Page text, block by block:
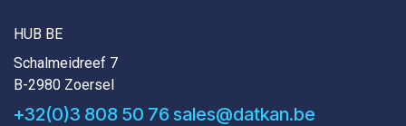
HUB BE
Schalmeidreef 7
B-2980 Zoersel
+32(0)3 808 50 76 sales@datkan.be